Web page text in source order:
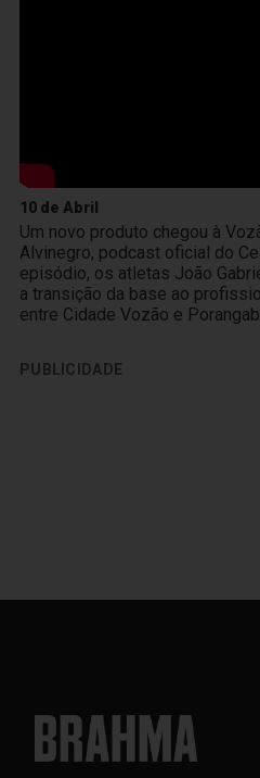
10 de Abril
Um novo produto chegou à
Alvinegro, podcast oficial do
episódio, os atletas João
a transição da base ao
entre Cidade Vozão e
PUBLICIDADE